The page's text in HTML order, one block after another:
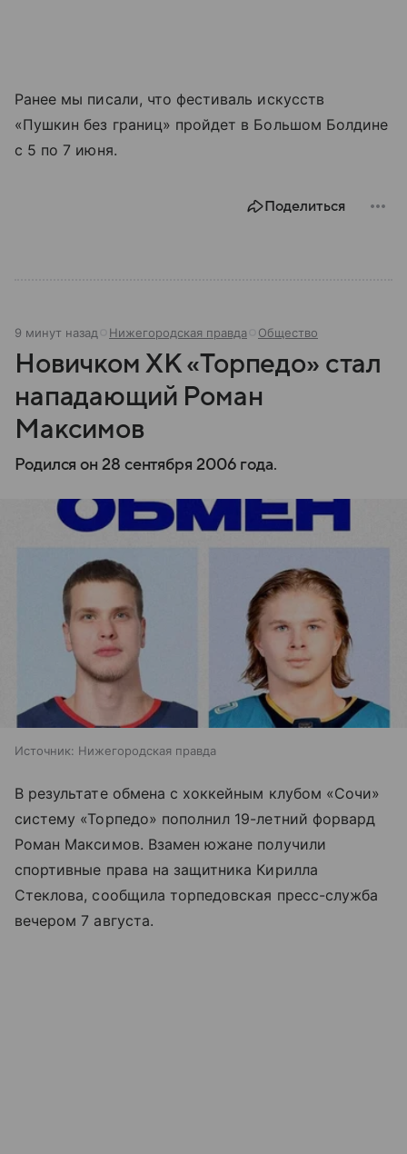
Ранее мы писали, что фестиваль искусств
«Пушкин без границ» пройдет в Большом Болдине
с 5 по 7 июня.
Поделиться
9 минут назад Нижегородская правда Общество
Новичком ХК «Торпедо» стал
нападающий Роман
Максимов
Родился он 28 сентября 2006 года.
Источник: Нижегородская правда
В результате обмена с хоккейным клубом «Сочи»
систему «Торпедо» пополнил 19-летний форвард
Роман Максимов. Взамен южане получили
спортивные права на защитника Кирилла
Стеклова, сообщила торпедовская пресс-служба
вечером 7 августа.